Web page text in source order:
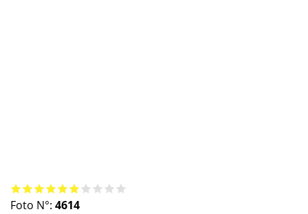
Foto N°: 4614